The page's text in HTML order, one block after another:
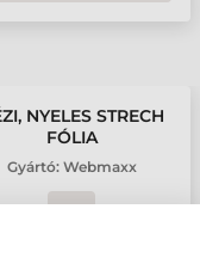
NYELES STRECH
FÓLIA
(SZTRECCSFÓLIA),
100
/ 23 Μ / 140 M
Gyártó: Webmaxx